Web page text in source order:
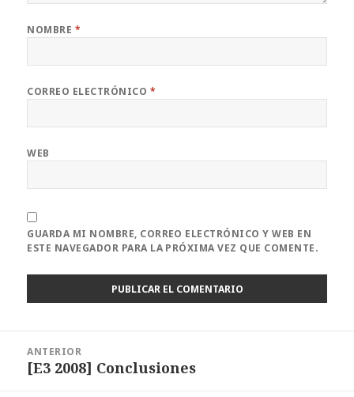
NOMBRE *
CORREO ELECTRÓNICO *
WEB
GUARDA MI NOMBRE, CORREO ELECTRÓNICO Y WEB EN
ESTE NAVEGADOR PARA LA PRÓXIMA VEZ QUE COMENTE.
entradas
ANTERIOR
Entrada
[E3 2008] Conclusiones